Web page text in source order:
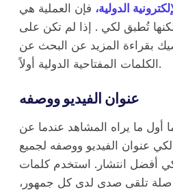
الدولية، فإن العملية هي
تُطبق لكي . إذا لم تكن على
بقراءة المزيد عن البحث عن
الكلمات المفتاحية الدولية أولاً.
عنوان الفيديو ووصفه
أول ما يراه المشاهد عندما عن
عنوان الفيديو ووصفه لجميع
أفضل انتشار. استخدم كلمات
صلة تلقى صدى لدى كل جمهور،